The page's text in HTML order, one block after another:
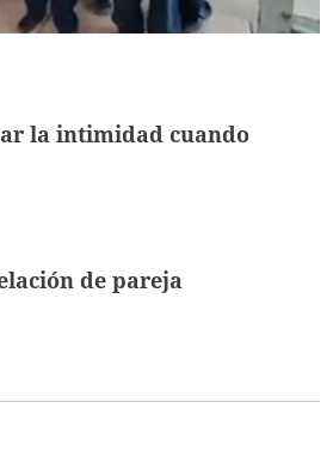
la intimidad cuando
de pareja